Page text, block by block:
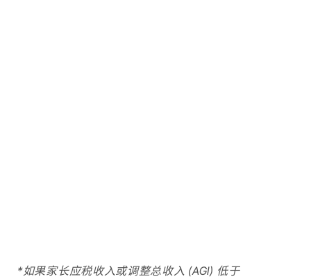
*如果家长应税收入或调整总收入 (AGI) 低于